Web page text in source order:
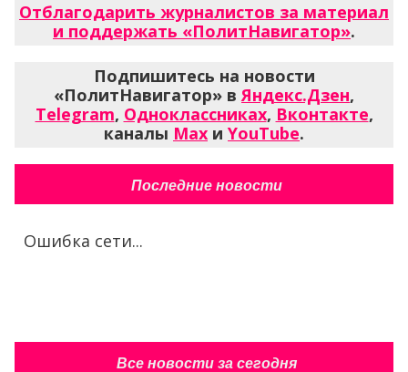
Отблагодарить журналистов за материал
и поддержать «ПолитНавигатор».
Подпишитесь на новости
«ПолитНавигатор» вЯндекс.Дзен,
Telegram, Одноклассниках, Вконтакте,
каналы Max и YouTube.
Последние новости
Ошибка сети...
Все новости за сегодня